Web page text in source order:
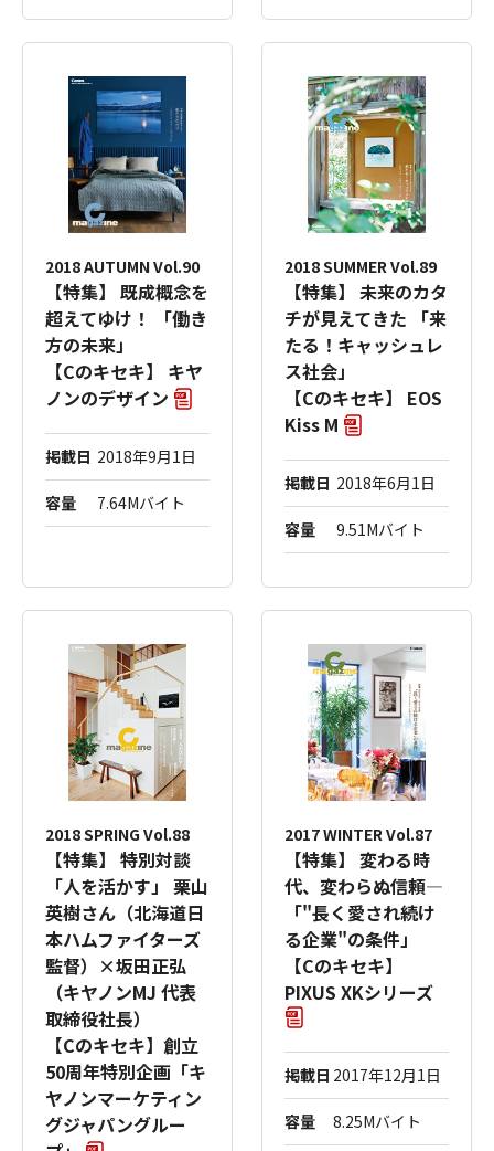
2018 AUTUMN Vol.90
【特集】 既成概念を
超えてゆけ！ 「働き
方の未来」
【Cのキセキ】 キヤ
ノンのデザイン
掲載日 2018年9月1日
容量 7.64Mバイト
2018 SUMMER Vol.89
【特集】 未来のカタ
チが見えてきた 「来
たる！キャッシュレ
ス社会」
【Cのキセキ】 EOS
Kiss M
掲載日 2018年6月1日
容量 9.51Mバイト
2018 SPRING Vol.88
【特集】 特別対談
「人を活かす」 栗山
英樹さん（北海道日
本ハムファイターズ
監督）×坂田正弘
（キヤノンMJ 代表
取締役社長）
【Cのキセキ】創立
50周年特別企画「キ
ヤノンマーケティン
グジャパングルー
2017 WINTER Vol.87
【特集】 変わる時
代、変わらぬ信頼―
「"長く愛され続け
る企業"の条件」
【Cのキセキ】
PIXUS XKシリーズ
掲載日 2017年12月1日
容量 8.25Mバイト